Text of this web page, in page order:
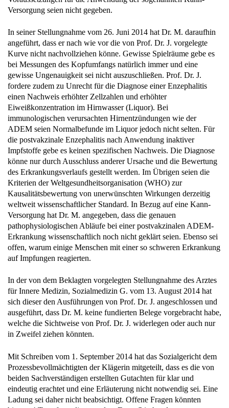
angeführt, dass er nach wie vor die von Prof. Dr. J. vorgelegte
Kurve nicht nachvollziehen könne. Gewisse Spielräume gebe es
bei Messungen des Kopfumfangs natürlich immer und eine
gewisse Ungenauigkeit sei nicht auszuschließen. Prof. Dr. J.
fordere zudem zu Unrecht für die Diagnose einer Enzephalitis
einen Nachweis erhöhter Zellzahlen und erhöhter
Eiweißkonzentration im Hirnwasser (Liquor). Bei
immunologischen verursachten Hirnentzündungen wie der
ADEM seien Normalbefunde im Liquor jedoch nicht selten. Für
die postvakzinale Enzephalitis nach Anwendung inaktiver
Impfstoffe gebe es keinen spezifischen Nachweis. Die Diagnose
könne nur durch Ausschluss anderer Ursache und die Bewertung
des Erkrankungsverlaufs gestellt werden. Im Übrigen seien die
Kriterien der Weltgesundheitsorganisation (WHO) zur
Kausalitätsbewertung von unerwünschten Wirkungen derzeitig
weltweit wissenschaftlicher Standard. In Bezug auf eine Kann-
Versorgung hat Dr. M. angegeben, dass die genauen
pathophysiologischen Abläufe bei einer postvakzinalen ADEM-
Erkrankung wissenschaftlich noch nicht geklärt seien. Ebenso sei
offen, warum einige Menschen mit einer so schweren Erkrankung
auf Impfungen reagierten.
für Innere Medizin, Sozialmedizin G. vom 13. August 2014 hat
sich dieser den Ausführungen von Prof. Dr. J. angeschlossen und
ausgeführt, dass Dr. M. keine fundierten Belege vorgebracht habe,
welche die Sichtweise von Prof. Dr. J. widerlegen oder auch nur
in Zweifel ziehen könnten.
Prozessbevollmächtigten der Klägerin mitgeteilt, dass es die von
beiden Sachverständigen erstellten Gutachten für klar und
eindeutig erachtet und eine Erläuterung nicht notwendig sei. Eine
Ladung sei daher nicht beabsichtigt. Offene Fragen könnten
binnen 4 Tage formuliert werden. Daraufhin hat der